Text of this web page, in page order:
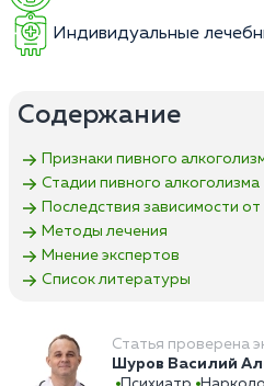
Индивидуальные
Содержание
Признаки пивного
Стадии пивного алкоголизма
Последствия зависимости от
Методы лечения
Мнение экспертов
Список литературы
Статья проверена
Шуров Василий